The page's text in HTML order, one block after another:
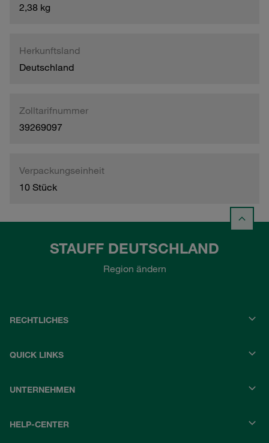
2,38 kg
Herkunftsland
Deutschland
Zolltarifnummer
39269097
Verpackungseinheit
10 Stück
STAUFF DEUTSCHLAND
Region ändern
RECHTLICHES
QUICK LINKS
UNTERNEHMEN
HELP-CENTER